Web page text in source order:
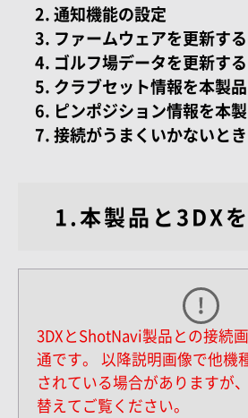
通知機能の設定
ファームウェアを更新する
ゴルフ場データを更新する
クラブセット情報を本製
ピンポジション情報を本
接続がうまくいかないとき
1.本製品と3DX
3DXとShotNavi製品との接続
通です。
以降説明画像で他機
されている場合がありますが
替えてご覧ください。